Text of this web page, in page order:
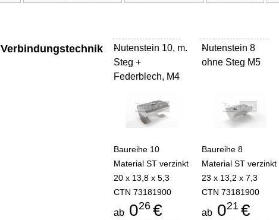
Verbindungstechnik
Nutenstein 10, m.
Steg +
Federblech, M4
-
Baureihe 10
Material ST verzinkt
20 x 13,8 x 5,3
CTN 73181900
ab 026 €
Nutenstein 8
ohne Steg M5
-
Baureihe 8
Material ST verzinkt
23 x 13,2 x 7,3
CTN 73181900
ab021 €